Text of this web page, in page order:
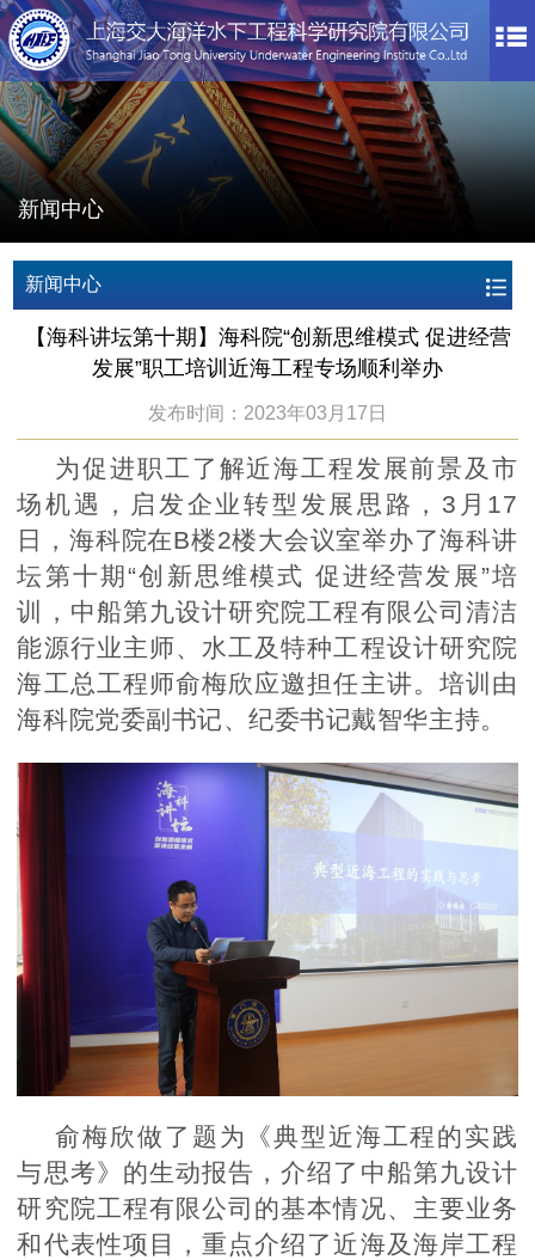
新闻中心
新闻中心
【海科讲坛第十期】海科院“创新思维模式 促进经营
发展”职工培训近海工程专场顺利举办
发布时间：2023年03月17日
为促进职工了解近海工程发展前景及市
场机遇，启发企业转型发展思路，3月17
日，海科院在B楼2楼大会议室举办了海科讲
坛第十期“创新思维模式 促进经营发展”培
训，中船第九设计研究院工程有限公司清洁
能源行业主师、水工及特种工程设计研究院
海工总工程师俞梅欣应邀担任主讲。培训由
海科院党委副书记、纪委书记戴智华主持。
俞梅欣做了题为《典型近海工程的实践
与思考》的生动报告，介绍了中船第九设计
研究院工程有限公司的基本情况、主要业务
和代表性项目，重点介绍了近海及海岸工程